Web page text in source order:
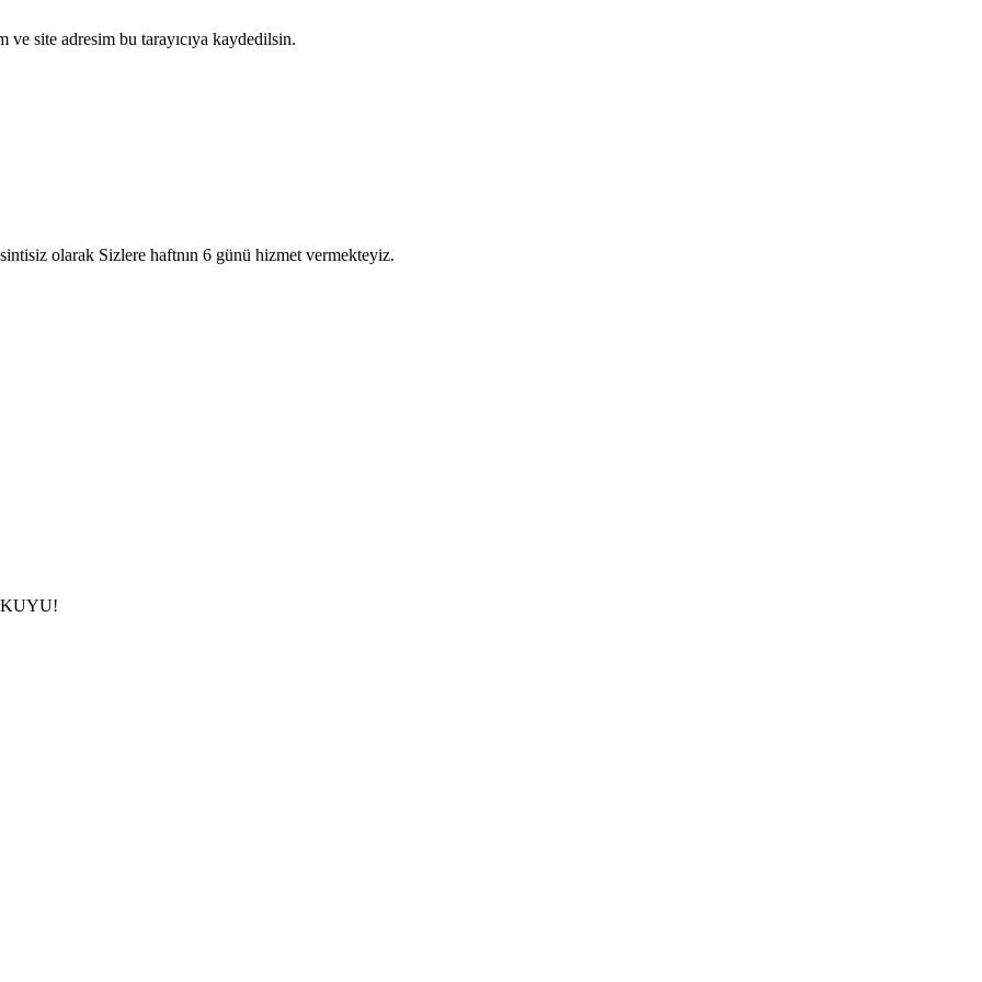
ve site adresim bu tarayıcıya kaydedilsin.
olarak Sizlere haftnın 6 günü hizmet vermekteyiz.
KUYU!